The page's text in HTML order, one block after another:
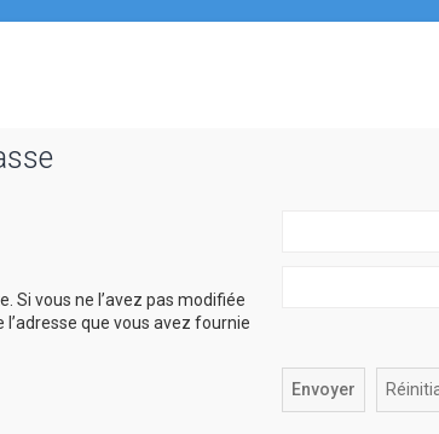
Si vous ne l’avez pas modifiée
l’adresse que vous avez fournie